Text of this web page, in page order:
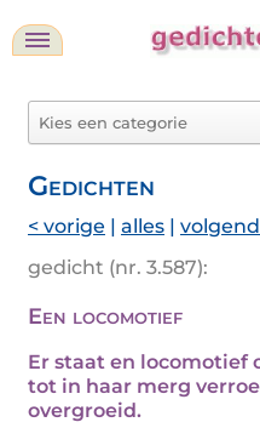
Gedichten
< vorige | alles |
gedicht (nr. 3.587):
Een locomotief
Er staat en locomotief
tot in haar merg
overgroeid.